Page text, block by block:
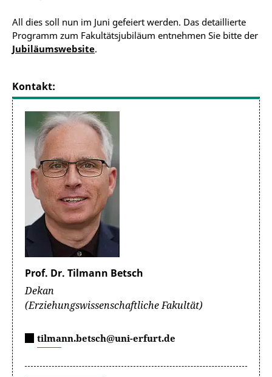
All dies soll nun im Juni gefeiert werden. Das detaillierte
Programm zum Fakultätsjubiläum entnehmen Sie bitte der
Jubiläumswebsite.
Kontakt:
Prof. Dr. Tilmann Betsch
Dekan
(Erziehungswissenschaftliche Fakultät)
tilmann.betsch@uni-erfurt.de